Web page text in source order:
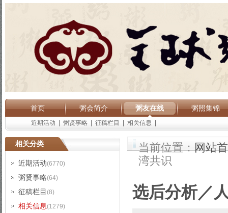
首页 粥会简介 粥友在线 粥照集锦
近期活动 粥贤事略 征稿栏目 相关信息
相关分类
近期活动(6770)
粥贤事略(64)
征稿栏目 (8)
相关信息(1279)
当前位置：网站
湾共识
选后分析／